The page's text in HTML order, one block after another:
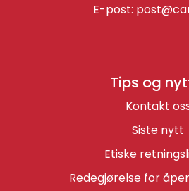
Tips og
Kontakt
Siste nytt
Etiske
Redegjørelse for
E-post: